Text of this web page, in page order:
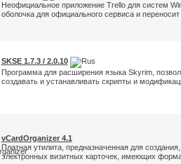
Неофициальное приложение Trello для систем
оболочка для официального сервиса и
SKSE 1.7.3 / 2.0.10
Программа для расширения языка Skyrim,
создавать и устанавливать скрипты и
vCardOrganizer 4.1
Платная утилита, предназначенная для
электронных визитных карточек, имеющих